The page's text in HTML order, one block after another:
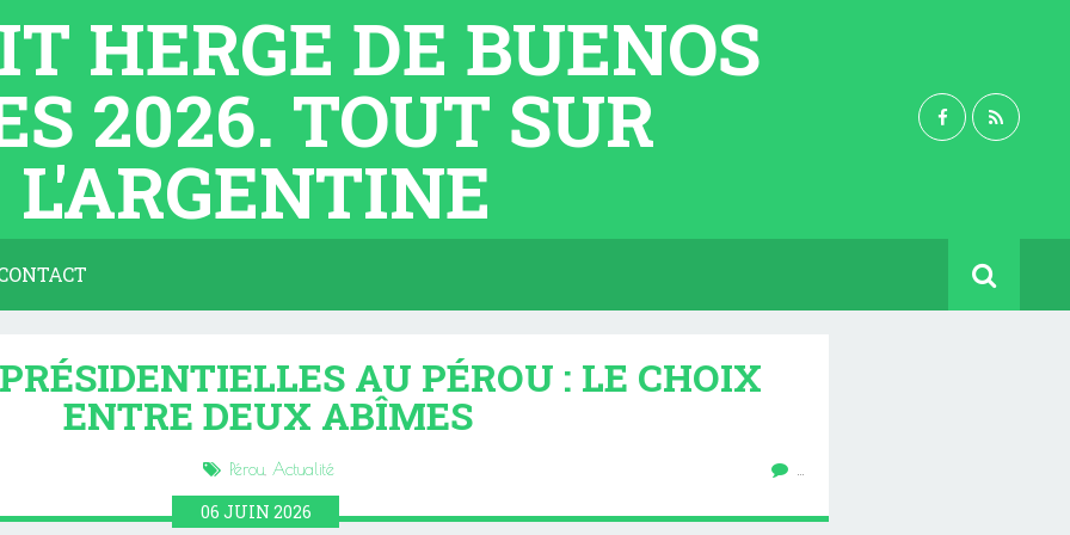
HERGE DE BUENOS
2026. TOUT SUR
L'ARGENTINE
AU PÉROU : LE CHOIX
ENTRE DEUX ABÎMES
Pérou, Actualité …
06 JUIN 2026